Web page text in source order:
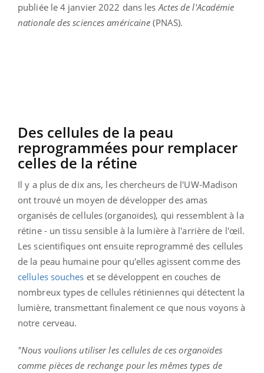
publiée le 4 janvier 2022 dans les Actes de l'Académie
nationale des sciences américaine (PNAS).
Des cellules de la peau
reprogrammées pour remplacer
celles de la rétine
Il y a plus de dix ans, les chercheurs de l'UW-Madison
ont trouvé un moyen de développer des amas
organisés de cellules (organoïdes), qui ressemblent à la
rétine - un tissu sensible à la lumière à l'arrière de l'œil.
Les scientifiques ont ensuite reprogrammé des cellules
de la peau humaine pour qu'elles agissent comme des
cellules souches et se développent en couches de
nombreux types de cellules rétiniennes qui détectent la
lumière, transmettant finalement ce que nous voyons à
notre cerveau.
"Nous voulions utiliser les cellules de ces organoïdes
comme pièces de rechange pour les mêmes types de